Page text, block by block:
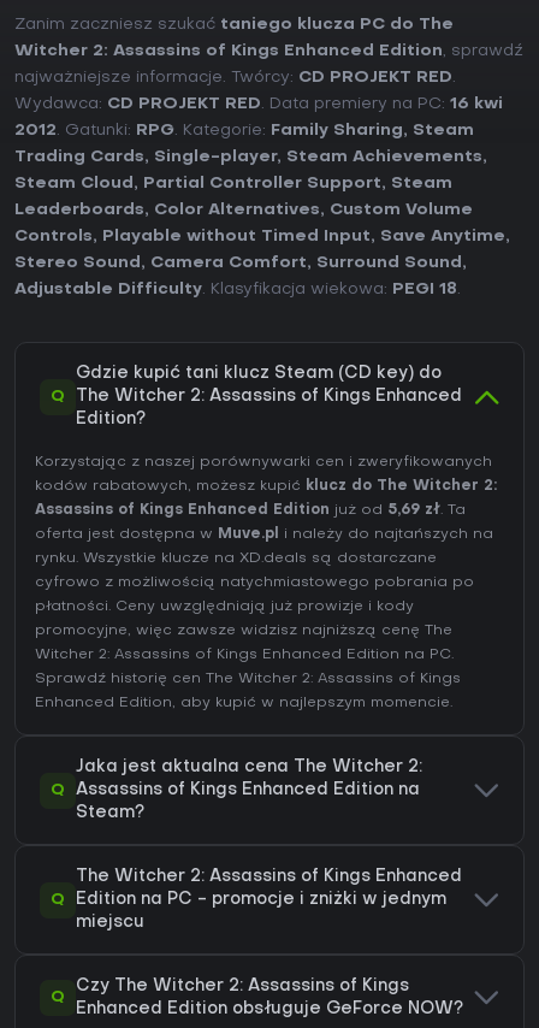
Zanim zaczniesz szukać taniego klucza PC do The
Witcher 2: Assassins of Kings Enhanced Edition, sprawdź
najważniejsze informacje. Twórcy: CD PROJEKT RED.
Wydawca: CD PROJEKT RED. Data premiery na PC: 16 kwi
2012. Gatunki: RPG. Kategorie: Family Sharing, Steam
Trading Cards, Single-player, Steam Achievements,
Steam Cloud , Partial Controller Support, Steam
Leaderboards, Color Alternatives, Custom Volume
Controls, Playable without Timed Input, Save Anytime,
Stereo Sound , Camera Comfort, Surround Sound ,
Adjustable Difficulty. Klasyfikacja wiekowa: PEGI 18.
Q
Gdzie kupić tani klucz Steam (CD key) do
The Witcher 2: Assassins of Kings Enhanced
Edition?
Korzystając z naszej porównywarki cen i zweryfikowanych
kodów rabatowych, możesz kupić klucz do The Witcher 2:
Assassins of Kings Enhanced Edition już od 5,69 zł. Ta
oferta jest dostępna w
Muve.pl
i należy do najtańszych na
rynku. Wszystkie klucze na XD.deals są dostarczane
cyfrowo z możliwością natychmiastowego pobrania po
płatności. Ceny uwzględniają już prowizje i kody
promocyjne, więc zawsze widzisz najniższą cenę The
Witcher 2: Assassins of Kings Enhanced Edition na PC.
Sprawdź historię cen The Witcher 2: Assassins of Kings
Enhanced Edition, aby kupić w najlepszym momencie.
Q
Jaka jest aktualna cena The Witcher 2:
Assassins of Kings Enhanced Edition na
Steam?
Q
The Witcher 2: Assassins of Kings Enhanced
Edition na PC - promocje i zniżki w jednym
miejscu
Q
Czy The Witcher 2: Assassins of Kings
Enhanced Edition obsługuje GeForce NOW?